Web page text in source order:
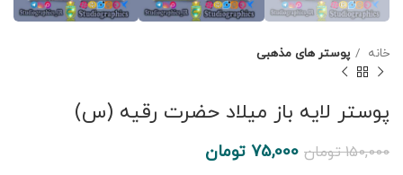
خانه پوستر های مذهبی
پوستر لایه باز میلاد حضرت رقیه (س)
150,000 تومان 75,000 تومان